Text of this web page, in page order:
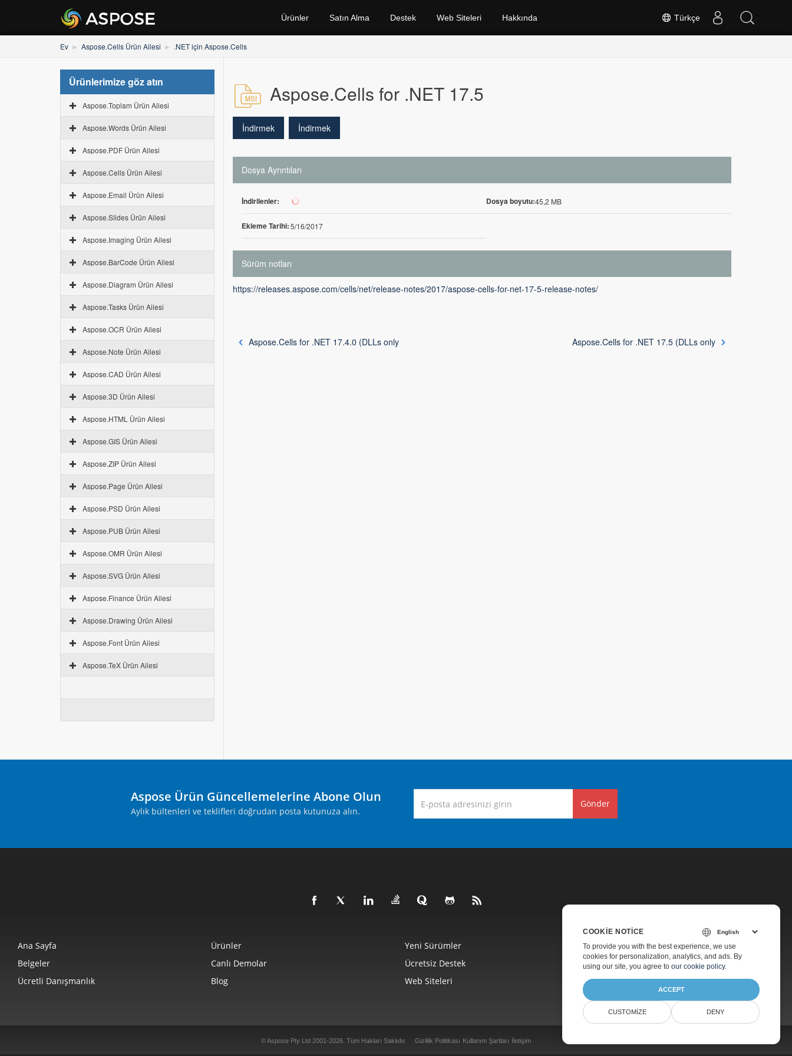
Türkçe
Ürünler Satın Alma Destek Web Siteleri Hakkında
Ev Aspose.Cells Ürün Ailesi .NET için Aspose.Cells
Ürünlerimize göz atın
Aspose.Toplam Ürün Ailesi
Aspose.Words Ürün Ailesi
Aspose.PDF Ürün Ailesi
Aspose.Cells Ürün Ailesi
Aspose.Email Ürün Ailesi
Aspose.Slides Ürün Ailesi
Aspose.Imaging Ürün Ailesi
Aspose.BarCode Ürün Ailesi
Aspose.Diagram Ürün Ailesi
Aspose.Tasks Ürün Ailesi
Aspose.OCR Ürün Ailesi
Aspose.Note Ürün Ailesi
Aspose.CAD Ürün Ailesi
Aspose.3D Ürün Ailesi
Aspose.HTML Ürün Ailesi
Aspose.GIS Ürün Ailesi
Aspose.ZIP Ürün Ailesi
Aspose.Page Ürün Ailesi
Aspose.PSD Ürün Ailesi
Aspose.PUB Ürün Ailesi
Aspose.OMR Ürün Ailesi
Aspose.SVG Ürün Ailesi
Aspose.Finance Ürün Ailesi
Aspose.Drawing Ürün Ailesi
Aspose.Font Ürün Ailesi
Aspose.TeX Ürün Ailesi
Aspose.Cells for .NET 17.5
İndirmek İndirmek
Dosya Ayrıntıları
İndirilenler: 115 Dosya boyutu:45,2 MB
Ekleme Tarihi:5/16/2017
Sürüm notları
https://releases.aspose.com/cells/net/release-notes/2017/aspose-cells-for-net-17-5-release-notes/
Aspose.Cells for .NET 17.4.0 (DLLs only Aspose.Cells for .NET 17.5 (DLLs only
Aspose Ürün Güncellemelerine Abone Olun
Aylık bültenleri ve teklifleri doğrudan posta kutunuza alın.
Gönder
Ana Sayfa Ürünler Yeni Sürümler
Fiyatlandırma
Belgeler
Canlı Demolar Ücretsiz Destek
Ücretli Destek
Ücretli Danışmanlık
Blog Web Siteleri Hakkında
© Aspose Pty Ltd 2001-2026. Tüm Hakları Saklıdır. Gizlilik Politikası Kullanım Şartları İletişim
COOKIE NOTICE
To provide you with the best experience, we use
cookies for personalization, analytics, and ads. By
using our site, you agree to our cookie policy.
ACCEPT
CUSTOMIZE DENY